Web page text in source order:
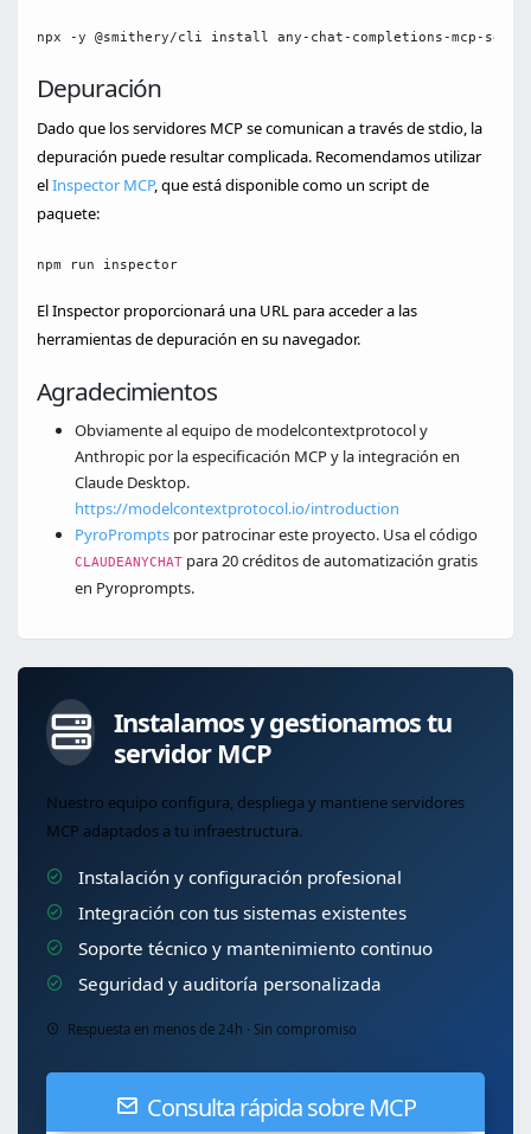
npx -y @smithery/cli install any-chat-completions-mcp-
Depuración
Dado que los servidores MCP se comunican a través de stdio, la
depuración puede resultar complicada. Recomendamos utilizar
elInspector MCP, que está disponible como un script de
paquete:
npm run inspector
El Inspector proporcionará una URL para acceder a las
herramientas de depuración en su navegador.
Agradecimientos
Obviamente al equipo de modelcontextprotocol y
Anthropic por la especificación MCP y la integración en
Claude Desktop.
https://modelcontextprotocol.io/introduction
PyroPrompts por patrocinar este proyecto. Usa el código
CLAUDEANYCHAT para 20 créditos de automatización gratis
en Pyroprompts.
Instalamos y gestionamos tu
servidor MCP
Nuestro equipo configura, despliega y mantiene servidores
MCP adaptados a tu infraestructura.
Instalación y configuración profesional
Integración con tus sistemas existentes
Soporte técnico y mantenimiento continuo
Seguridad y auditoría personalizada
Respuesta en menos de 24h · Sin compromiso
Consulta rápida sobre MCP